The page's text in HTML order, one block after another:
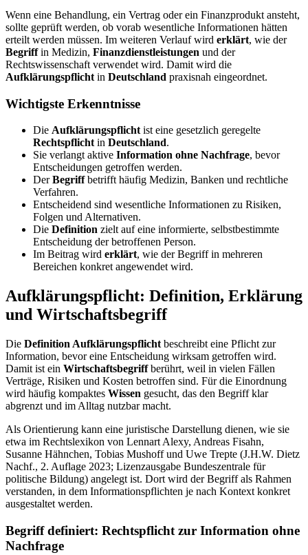
Wenn eine Behandlung, ein Vertrag oder ein Finanzprodukt ansteht,
sollte geprüft werden, ob vorab wesentliche Informationen hätten
erteilt werden müssen. Im weiteren Verlauf wird erklärt, wie der
Begriffin Medizin, Finanzdienstleistungen und der
Rechtswissenschaft verwendet wird. Damit wird die
Aufklärungspflicht in Deutschland praxisnah eingeordnet.
Wichtigste Erkenntnisse
Die Aufklärungspflicht ist eine gesetzlich geregelte
Rechtspflicht in Deutschland.
Sie verlangt aktive Information ohne Nachfrage, bevor
Entscheidungen getroffen werden.
DerBegriffbetrifft häufig Medizin, Banken und rechtliche
Verfahren.
Entscheidend sind wesentliche Informationen zu Risiken,
Folgen und Alternativen.
Die Definition zielt auf eine informierte, selbstbestimmte
Entscheidung der betroffenen Person.
Im Beitrag wird erklärt, wie der Begriff in mehreren
Bereichen konkret angewendet wird.
Aufklärungspflicht: Definition, Erklärung
und Wirtschaftsbegriff
Die Definition Aufklärungspflicht beschreibt eine Pflicht zur
Information, bevor eine Entscheidung wirksam getroffen wird.
Damit ist ein Wirtschaftsbegriffberührt, weil in vielen Fällen
Verträge, Risiken und Kosten betroffen sind. Für die Einordnung
wird häufig kompaktes Wissen gesucht, das den Begriff klar
abgrenzt und im Alltag nutzbar macht.
Als Orientierung kann eine juristische Darstellung dienen, wie sie
etwa im Rechtslexikon von Lennart Alexy, Andreas Fisahn,
Susanne Hähnchen, Tobias Mushoff und Uwe Trepte (J.H.W. Dietz
Nachf., 2. Auflage 2023; Lizenzausgabe Bundeszentrale für
politische Bildung) angelegt ist. Dort wird der Begriff als Rahmen
verstanden, in dem Informationspflichten je nach Kontext konkret
ausgestaltet werden.
Begriff definiert: Rechtspflicht zur Information ohne
Nachfrage